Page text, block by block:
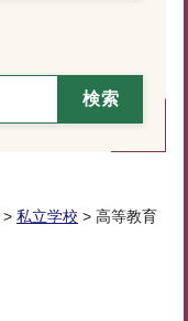
> 私立学校 > 高等教育